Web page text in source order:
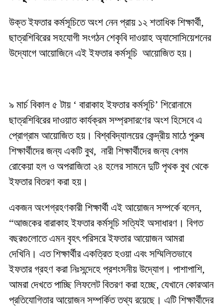
উক্ত ইফতার কর্মসূচিতে অংশ নেন প্রায় ১২ শতাধিক শিক্ষার্থী,
ছাত্রশিবিরের সহযোগী সংগঠন শেকৃবি দাওয়াহ অ্যাসোসিয়েশনের
উদ্যোগে আয়োজিনে এই ইফতার কর্মসূচি আয়োজিত হয়।
৯ মার্চ বিকাল ৫ টায় ‘ বারাকাহ ইফতার কর্মসূচি’ শিরোনামে
ছাত্রশিবিরের দাওয়াত কার্যক্রম সম্প্রসারণের অংশ হিসেবে এ
প্রোগ্রাম আয়োজিত হয়। বিশ্ববিদ্যালয়ের কেন্দ্রীয় মাঠে পুরুষ
শিক্ষার্থীদের জন্য একটি বুথ, নারী শিক্ষার্থীদের জন্য বেগম
রোকেয়া হল ও অপরাজিতা ২৪ হলের সামনে দুটি পৃথক বুথ থেকে
ইফতার বিতরণ করা হয়।
একজন অংশগ্রহণকারী শিক্ষার্থী এই আয়োজন সম্পর্কে বলেন,
“আজকের বারাকাহ ইফতার কর্মসূচি সত্যিই অসাধারণ। বিগত
বছরগুলোতে এমন বৃহৎ পরিসরে ইফতার আয়োজন আমরা
দেখিনি। এত শিক্ষার্থীর একত্রিত হওয়া এবং সম্মিলিতভাবে
ইফতার গ্রহণ করা নিঃসন্দেহে প্রশংসনীয় উদ্যোগ। পাশাপাশি,
আমরা দেখতে পাচ্ছি লিফলেট বিতরণ করা হচ্ছে, যেখানে কোরআন
প্রতিযোগিতার আয়োজন সম্পর্কিত তথ্য রয়েছে। এটি শিক্ষার্থীদের